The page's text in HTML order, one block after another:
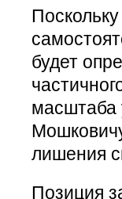
будет
масштаба
лишения
Позиция